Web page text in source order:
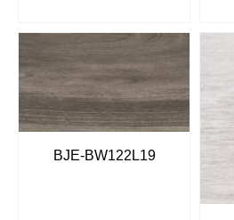
BJE-BW122L19